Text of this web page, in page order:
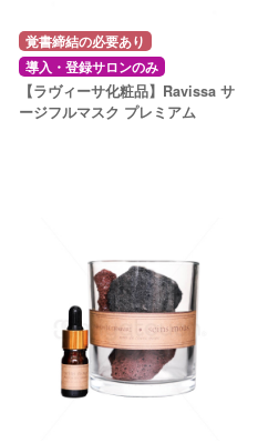
覚書締結の必要あり
導入・登録サロンのみ
【ラヴィーサ化粧品】Ravissa サ
ージフルマスク プレミアム